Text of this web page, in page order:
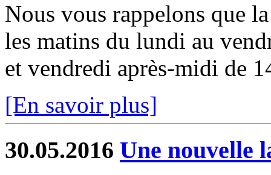
Nous vous rappelons que
les matins du lundi au
et vendredi après-midi de
[En savoir plus]
30.05.2016 Une nouvelle